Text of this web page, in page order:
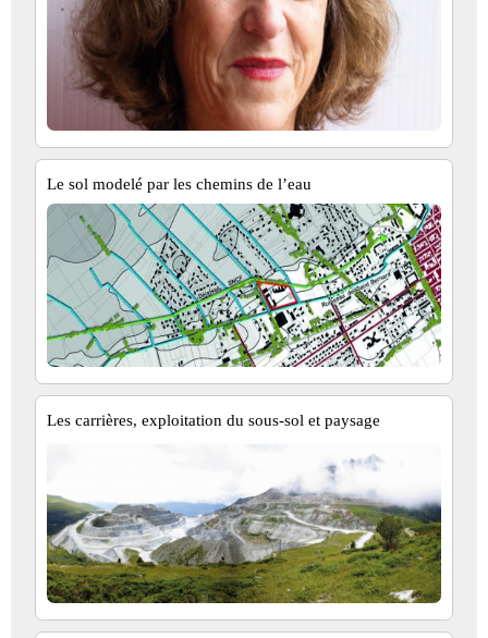
Le sol modelé par les chemins de l’eau
Les carrières, exploitation du sous-sol et paysage